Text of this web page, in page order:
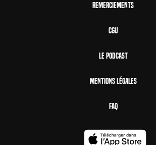
Remerciements
CGU
Le Podcast
Mentions Légales
FAQ